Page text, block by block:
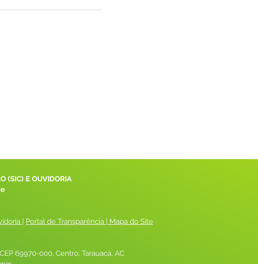
(SIC) E OUVIDORIA
| Portal de Transparência | Mapa do Site
69970-000, Centro, Tarauacá, AC